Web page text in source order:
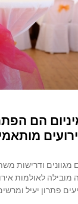
הם
מגוונים ודרישות
מובילה לאולמות
פתרון יעיל